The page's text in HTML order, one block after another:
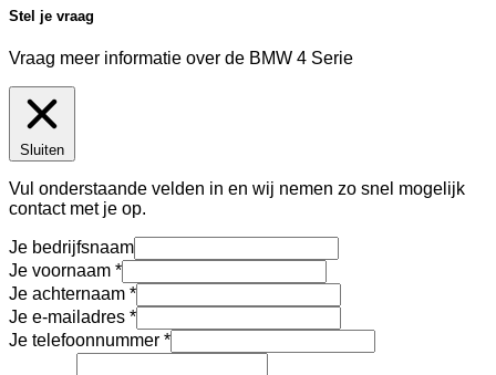
Stel je vraag
Vraag meer informatie over de BMW 4 Serie
Sluiten
Vul onderstaande velden in en wij nemen zo snel mogelijk
contact met je op.
Je bedrijfsnaam
Je voornaam
Je achternaam
Je e-mailadres
Je telefoonnummer